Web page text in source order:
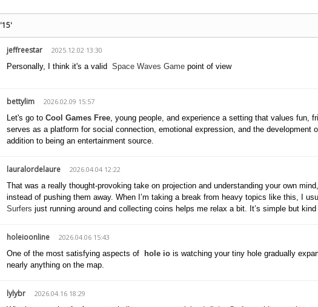
'15'
jeffreestar
2025.12.02 13:30
Personally, I think it's a valid Space Waves Game point of view
bettylim
2026.02.09 15:57
Let's go to Cool Games Free, young people, and experience a setting that values fun,
serves as a platform for social connection, emotional expression, and the development
addition to being an entertainment source.
lauralordelaure
2026.04.04 12:22
That was a really thought-provoking take on projection and understanding your own
instead of pushing them away. When I’m taking a break from heavy topics like this, I
Surfers just running around and collecting coins helps me relax a bit. It’s simple but
holeioonline
2026.04.06 15:43
One of the most satisfying aspects of
hole io is watching your tiny hole gradually
nearly anything on the map.
lylybr
2026.04.16 18:29